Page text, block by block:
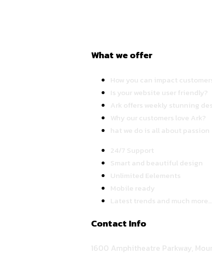
What we offer
How you can impact
Is your website user friendly?
Ark offers weekly stunning
Why our customers love Ark?
hat we do is all about passion
24/7 Support
Smart and beautiful design
Unlimited Eelements
Mobile ready
Latest trends and much more...
Contact Info
1600 Amphitheatre Parkway,